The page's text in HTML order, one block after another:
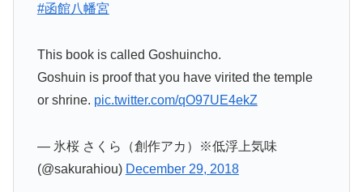
#函館八幡宮
This book is called Goshuincho.
Goshuin is proof that you have virited the temple
or shrine. pic.twitter.com/qO97UE4ekZ
— 氷桜 さくら（創作アカ）※低浮上気味
(@sakurahiou) December 29, 2018